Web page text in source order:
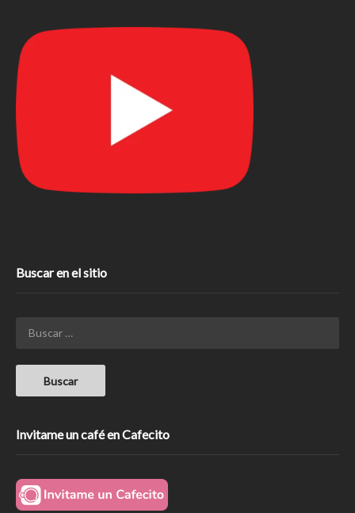
Buscar en el sitio
Invitame un café en Cafecito